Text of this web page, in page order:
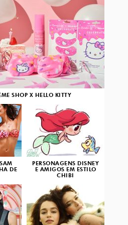
SHOP X HELLO KITTY
DE
PERSONAGENS DISNEY
E AMIGOS EM ESTILO
CHIBI
3